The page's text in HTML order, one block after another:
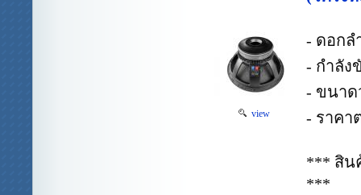
view
- ดอกล
- กำลัง
- ขนาด
- ราคา
*** สิน
***